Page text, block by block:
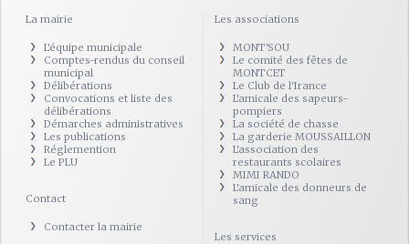
La mairie
L'équipe municipale
Comptes-rendus du conseil
municipal
Délibérations
Convocations et liste des
délibérations
Démarches administratives
Les publications
Réglemention
Le PLU
Contact
Contacter la mairie
Les associations
MONT'SOU
Le comité des fêtes de
MONTCET
Le Club de l'Irance
L'amicale des sapeurs-
pompiers
La société de chasse
La garderie MOUSSAILLON
L'association des
restaurants scolaires
MIMI RANDO
L'amicale des donneurs de
sang
Les services